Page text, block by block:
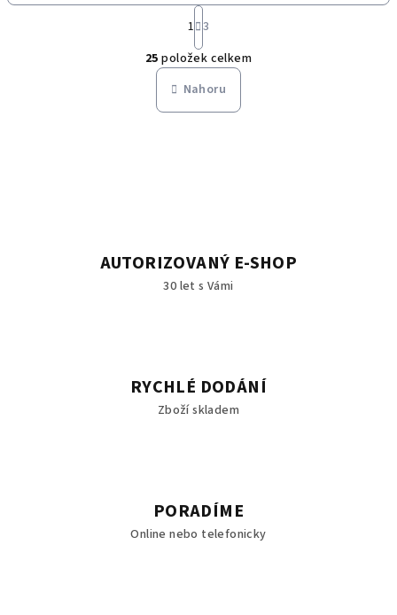
O
v
l
á
k
y
s
u
S
t
r
á
n
k
o
1 3
25 položek celkem
Nahoru
AUTORIZOVANÝ E-SHOP
30 let s Vámi
RYCHLÉ DODÁNÍ
Zboží skladem
PORADÍME
Online nebo telefonicky